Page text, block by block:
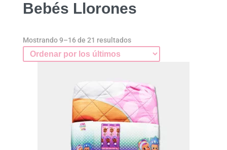
Bebés Llorones
Mostrando 9–16 de 21 resultadosOrdenado
los